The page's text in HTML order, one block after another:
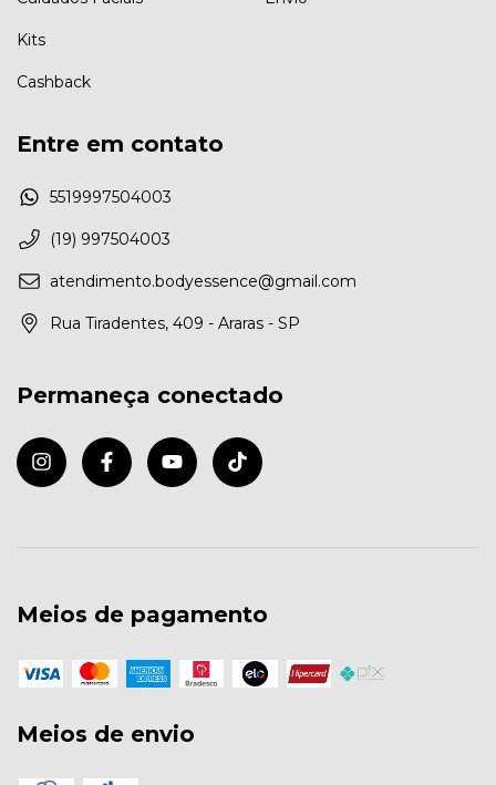
Kits
Cashback
Entre em contato
5519997504003
(19) 997504003
atendimento.bodyessence@gmail.com
Rua Tiradentes, 409 - Araras - SP
Permaneça conectado
Meios de pagamento
Meios de envio